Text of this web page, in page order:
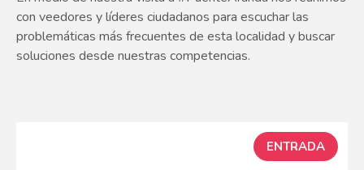
con veedores y líderes ciudadanos para escuchar las
problemáticas más frecuentes de esta localidad y buscar
soluciones desde nuestras competencias.
ENTRADA